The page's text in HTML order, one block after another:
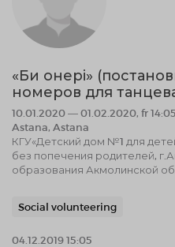
«Би онері»
номеров для
10.01.2020 — 01.02.2020, fr
Astana, Astana
КГУ«Детский дом №1 для
без попечения родителей,
образования Акмолинской
Social volunteering
04.12.2019 15:05